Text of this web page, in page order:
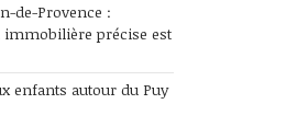
de-Provence :
précise est
enfants autour du Puy